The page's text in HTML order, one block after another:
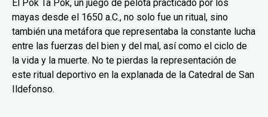
El Pok Ta Pok, un juego de pelota practicado por los
mayas desde el 1650 a.C., no solo fue un ritual, sino
también una metáfora que representaba la constante lucha
entre las fuerzas del bien y del mal, así como el ciclo de
la vida y la muerte. No te pierdas la representación de
este ritual deportivo en la explanada de la Catedral de San
Ildefonso.